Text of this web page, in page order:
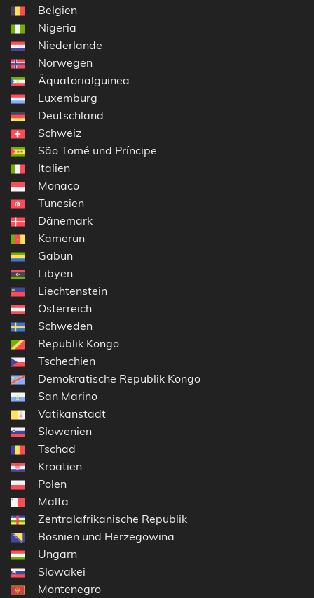
Belgien
Nigeria
Niederlande
Norwegen
Äquatorialguinea
Luxemburg
Deutschland
Schweiz
São Tomé und Príncipe
Italien
Monaco
Tunesien
Dänemark
Kamerun
Gabun
Libyen
Liechtenstein
Österreich
Schweden
Republik Kongo
Tschechien
Demokratische Republik Kongo
San Marino
Vatikanstadt
Slowenien
Tschad
Kroatien
Polen
Malta
Zentralafrikanische Republik
Bosnien und Herzegowina
Ungarn
Slowakei
Montenegro